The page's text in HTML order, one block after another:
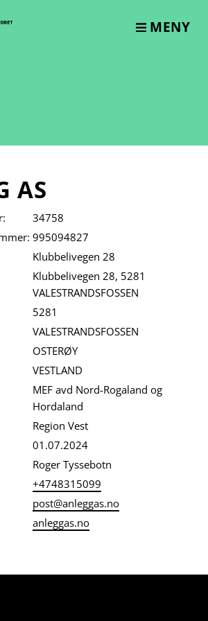
MENY
AS
34758
995094827
Klubbelivegen 28
Klubbelivegen 28, 5281
VALESTRANDSFOSSEN
5281
VALESTRANDSFOSSEN
OSTERØY
VESTLAND
MEF avd Nord-Rogaland og
Hordaland
Region Vest
01.07.2024
Roger Tyssebotn
+4748315099
post@anleggas.no
anleggas.no